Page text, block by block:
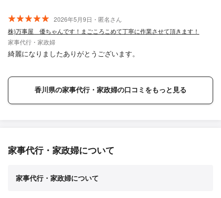
2026年5月9日・匿名さん
株)万事屋 優ちゃんです！まごころこめて丁寧に作業させて頂きます！
家事代行・家政婦
綺麗になりましたありがとうございます。
香川県の家事代行・家政婦の口コミをもっと見る
家事代行・家政婦について
家事代行・家政婦について